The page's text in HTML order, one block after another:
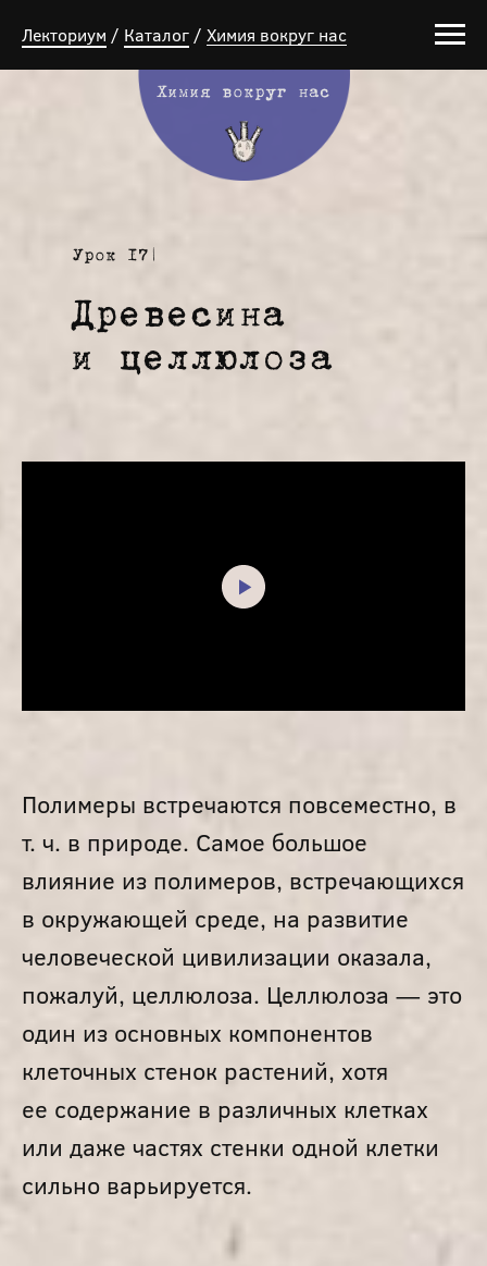
Лекториум / Каталог / Химия вокруг нас
Древесина
и целлюлоза
Урок 17 |
Химия вокруг нас
Полимеры встречаются повсеместно, в
т. ч. в природе. Самое большое
влияние из полимеров, встречающихся
в окружающей среде, на развитие
человеческой цивилизации оказала,
пожалуй, целлюлоза. Целлюлоза — это
один из основных компонентов
клеточных стенок растений, хотя
ее содержание в различных клетках
или даже частях стенки одной клетки
сильно варьируется.